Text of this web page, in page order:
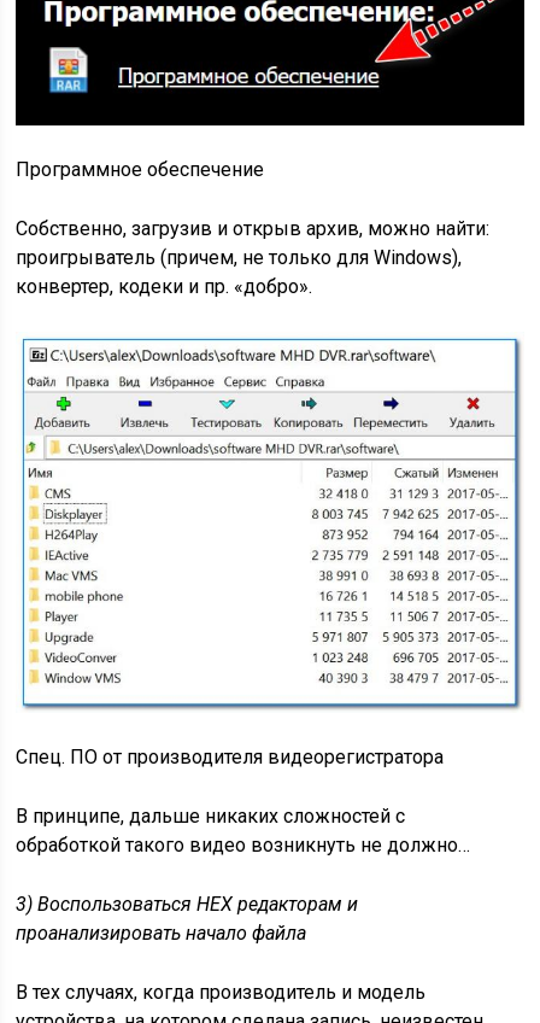
Программное обеспечение
Собственно, загрузив и открыв архив, можно найти:
проигрыватель (причем, не только для Windows),
конвертер, кодеки и пр. «добро».
Спец. ПО от производителя видеорегистратора
В принципе, дальше никаких сложностей с
обработкой такого видео возникнуть не должно…
3) Воспользоваться HEX редакторам и
проанализировать начало файла
В тех случаях, когда производитель и модель